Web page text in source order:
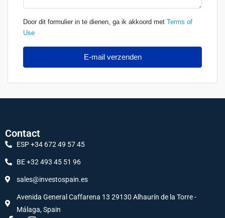
Door dit formulier in te dienen, ga ik akkoord met Terms of
Use
E-mail verzenden
Contact
ESP +34 672 49 57 45
BE +32 493 45 51 96
sales@investospain.es
Avenida General Caffarena 13 29130 Alhaurín de la Torre -
Málaga, Spain